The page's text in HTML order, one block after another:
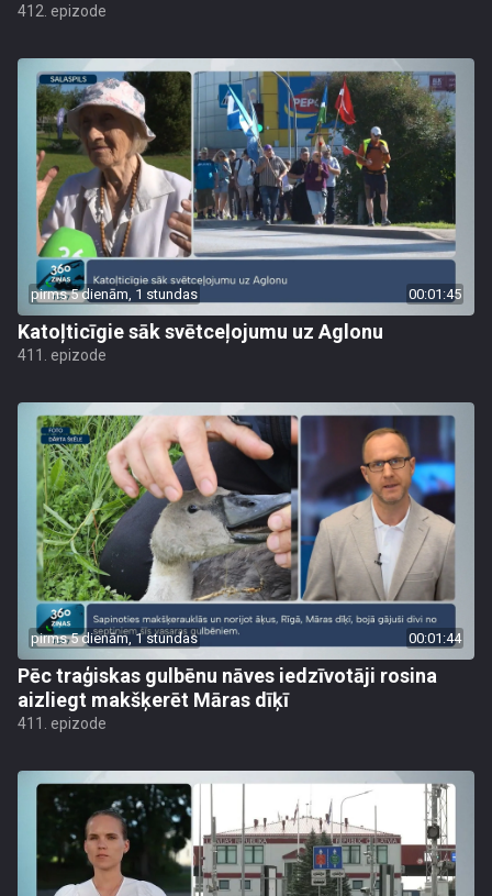
412. epizode
pirms 5 dienām, 1 stundas 00:01:45
Katoļticīgie sāk svētceļojumu uz Aglonu
411. epizode
pirms 5 dienām, 1 stundas 00:01:44
Pēc traģiskas gulbēnu nāves iedzīvotāji rosina
aizliegt makšķerēt Māras dīķī
411. epizode